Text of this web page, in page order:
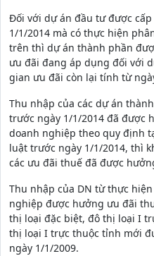
Đối với dự án đầu tư được
1/1/2014 mà có thực hiện
trên thì dự án thành phần
ưu đãi đang áp dụng đối với
gian ưu đãi còn lại tính từ
Thu nhập của các dự án
trước ngày 1/1/2014 đã được
doanh nghiệp theo quy định
luật trước ngày 1/1/2014, thì
các ưu đãi thuế đã được
Thu nhập của DN từ thực
nghiệp được hưởng ưu đãi
thị loại đặc biệt, đô thị loại I
thị loại I trực thuộc tỉnh mới
ngày 1/1/2009.